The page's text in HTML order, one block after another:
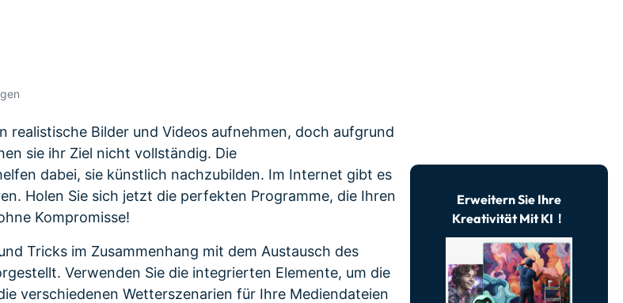
Erweitern Sie Ihre
Kreativität Mit KI！
realistische Bilder und Videos aufnehmen, doch aufgrund
sie ihr Ziel nicht vollständig. Die
dabei, sie künstlich nachzubilden. Im Internet gibt es
Holen Sie sich jetzt die perfekten Programme, die Ihren
Kompromisse!
Tricks im Zusammenhang mit dem Austausch des
Verwenden Sie die integrierten Elemente, um die
verschiedenen Wetterszenarien für Ihre Mediendateien